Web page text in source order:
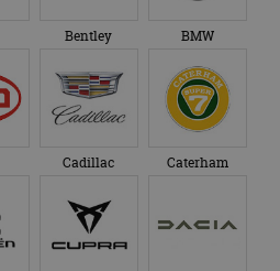
Bentley BMW
Cadillac Caterham